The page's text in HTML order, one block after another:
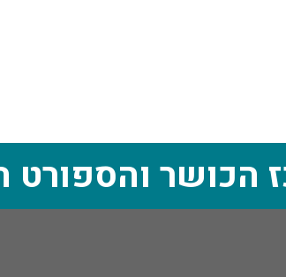
הכושר והספורט